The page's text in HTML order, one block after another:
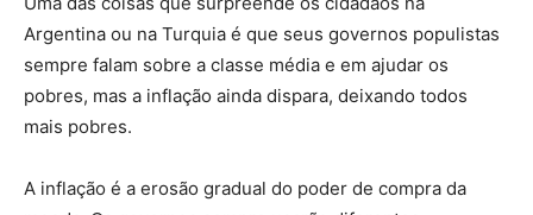
Argentina ou na Turquia é que seus governos populistas
sempre falam sobre a classe média e em ajudar os
pobres, mas a inflação ainda dispara, deixando todos
mais pobres.
A inflação é a erosão gradual do poder de compra da